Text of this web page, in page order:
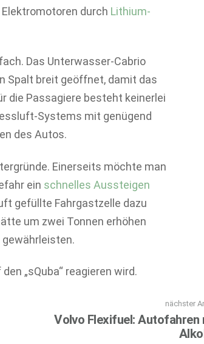
durch Lithium-
Das Unterwasser-Cabrio
Spalt breit geöffnet, damit das
die Passagiere besteht keinerlei
Systems mit genügend
des Autos.
Einerseits möchte man
ein schnelles Aussteigen
gefüllte Fahrgastzelle dazu
um zwei Tonnen erhöhen
gewährleisten.
„sQuba“ reagieren wird.
nächster
Volvo Flexifuel: Autofahren